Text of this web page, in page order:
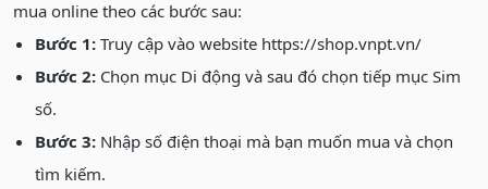
mua online theo các bước sau:
Bước 1: Truy cập vào website https://shop.vnpt.vn/
Bước 2: Chọn mục Di động và sau đó chọn tiếp mục Sim
số.
Bước 3: Nhập số điện thoại mà bạn muốn mua và chọn
tìm kiếm.